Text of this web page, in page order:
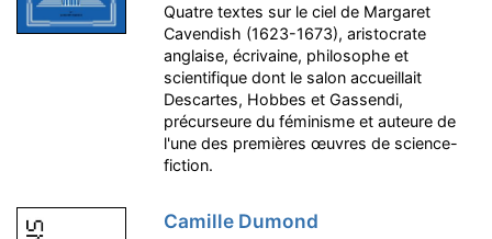
Quatre textes sur le ciel de Margaret
Cavendish (1623-1673), aristocrate
anglaise, écrivaine, philosophe et
scientifique dont le salon accueillait
Descartes, Hobbes et Gassendi,
précurseure du féminisme et auteure de
l'une des premières œuvres de science-
fiction.
Camille Dumond